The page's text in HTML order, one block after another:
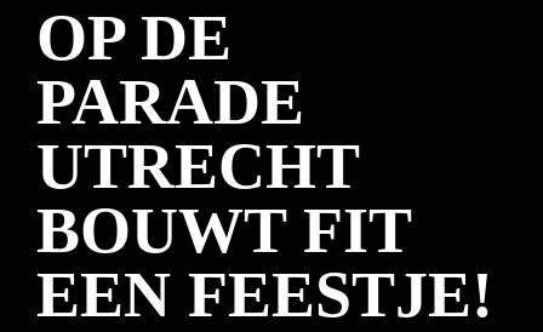
OP DE
PARADE
UTRECHT
BOUWT FIT
EEN FEESTJE!